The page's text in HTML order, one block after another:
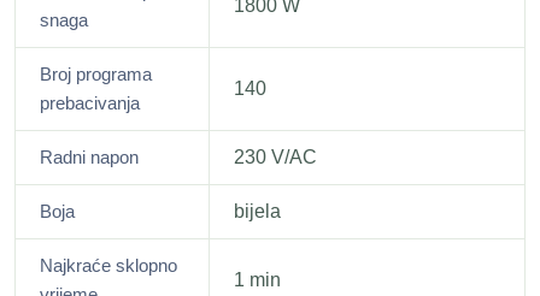
snaga
1800 W
Broj programa
prebacivanja
140
Radni napon 230 V/AC
Boja bijela
Najkraće sklopno
1 min